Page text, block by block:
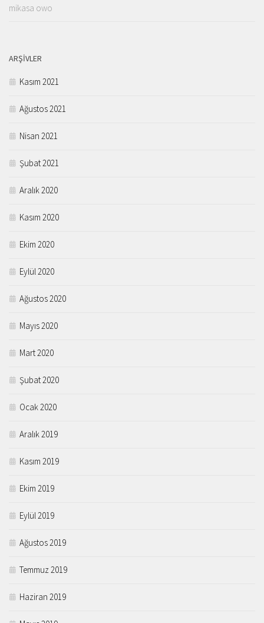
mikasa owo
ARŞIVLER
Kasım 2021
Ağustos 2021
Nisan 2021
Şubat 2021
Aralık 2020
Kasım 2020
Ekim 2020
Eylül 2020
Ağustos 2020
Mayıs 2020
Mart 2020
Şubat 2020
Ocak 2020
Aralık 2019
Kasım 2019
Ekim 2019
Eylül 2019
Ağustos 2019
Temmuz 2019
Haziran 2019